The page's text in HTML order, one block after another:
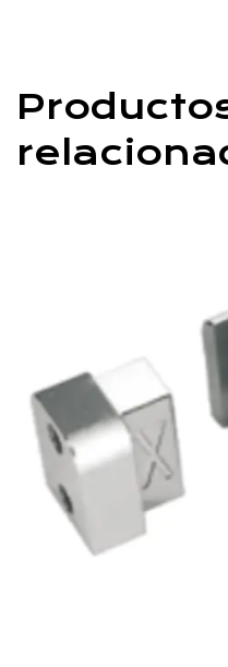
buena resistencia a las
característica mejora su
funcionar
convierte en un activo
Al lograr iones en cada
moldes de ladrillos
niveles de tolerancia
crucial para garantizar
piezas del molde con los
instalan y utilizan